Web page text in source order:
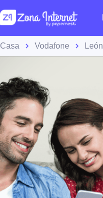
Casa Vodafone León